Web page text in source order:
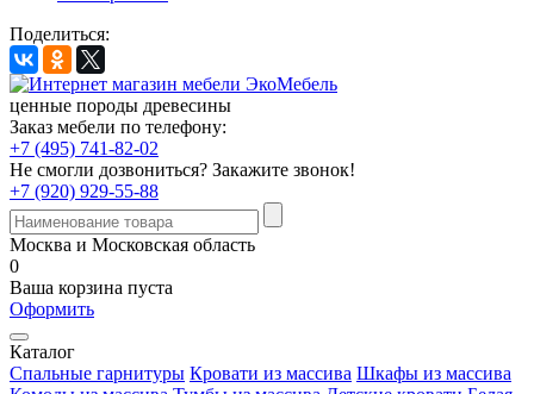
Поделиться:
ценные породы древесины
Заказ мебели по телефону:
+7 (495) 741-82-02
Не смогли дозвониться? Закажите звонок!
+7 (920) 929-55-88
Москва и Московская область
0
Ваша корзина пуста
Оформить
Каталог
Спальные гарнитуры Кровати из массива Шкафы из массива